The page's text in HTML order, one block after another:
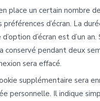
place un certain nombre
d’écran. La
d’écran est d’un an.
pendant deux
sera effacé.
supplémentaire sera
personnelle. Il indique